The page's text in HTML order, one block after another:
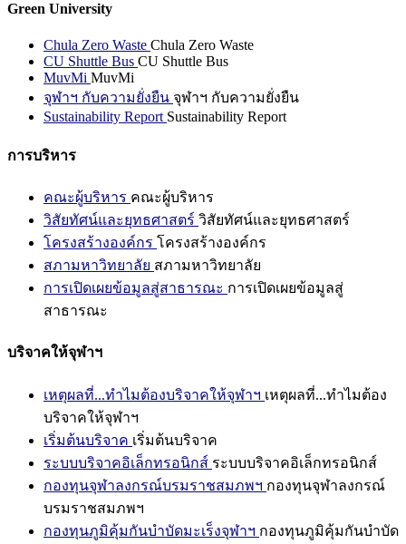
Green University
Chula Zero Waste Chula Zero Waste
CU Shuttle Bus CU Shuttle Bus
MuvMi MuvMi
จุฬาฯ กับความยั่งยืน จุฬาฯ กับความยั่งยืน
Sustainability Report Sustainability Report
การบริหาร
คณะผู้บริหาร คณะผู้บริหาร
วิสัยทัศน์และยุทธศาสตร์ วิสัยทัศน์และยุทธศาสตร์
โครงสร้างองค์กร โครงสร้างองค์กร
สภามหาวิทยาลัย สภามหาวิทยาลัย
การเปิดเผยข้อมูลสู่สาธารณะ การเปิดเผยข้อมูลสู่
สาธารณะ
บริจาคให้จุฬาฯ
เหตุผลที่...ทำไมต้องบริจาคให้จุฬาฯ เหตุผลที่...ทำไมต้อง
บริจาคให้จุฬาฯ
เริ่มต้นบริจาค เริ่มต้นบริจาค
ระบบบริจาคอิเล็กทรอนิกส์ ระบบบริจาคอิเล็กทรอนิกส์
กองทุนจุฬาลงกรณ์บรมราชสมภพฯ กองทุนจุฬาลงกรณ์
บรมราชสมภพฯ
กองทุนภูมิคุ้มกันบำบัดมะเร็งจุฬาฯ กองทุนภูมิคุ้มกันบำบัด